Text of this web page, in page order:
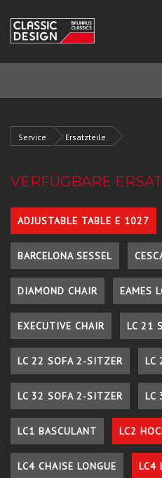
Service Ersatzteile
VERFÜGBARE
ADJUSTABLE TABLE E 1027
BARCELONA SESSEL
DIAMOND CHAIR EAMES
EXECUTIVE CHAIR LC 21
LC 22 SOFA 2-SITZER LC
LC 32 SOFA 2-SITZER LC
LC1 BASCULANT LC2
LC4 CHAISE LONGUE LC4